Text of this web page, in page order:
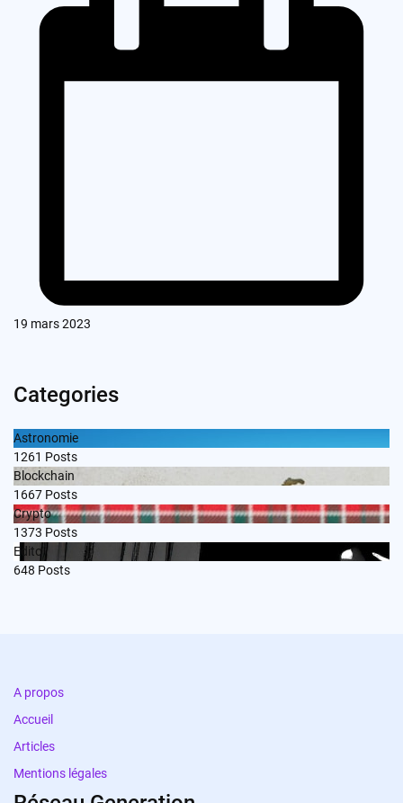
19 mars 2023
Categories
Astronomie
1261 Posts
Blockchain
1667 Posts
Crypto
1373 Posts
Edito
648 Posts
A propos
Accueil
Articles
Mentions légales